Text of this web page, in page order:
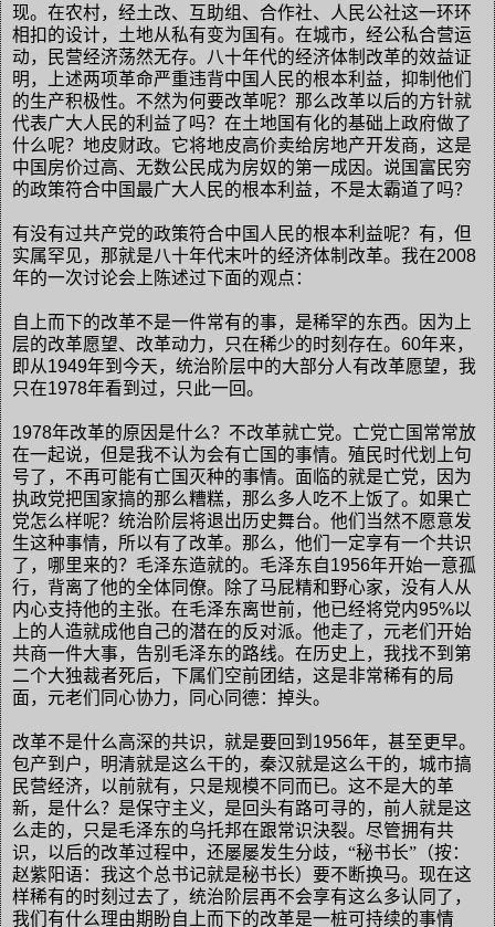
现。在农村，经土改、互助组、合作社、人民公社这一环环
相扣的设计，土地从私有变为国有。在城市，经公私合营运
动，民营经济荡然无存。八十年代的经济体制改革的效益证
明，上述两项革命严重违背中国人民的根本利益，抑制他们
的生产积极性。不然为何要改革呢？那么改革以后的方针就
代表广大人民的利益了吗？在土地国有化的基础上政府做了
什么呢？地皮财政。它将地皮高价卖给房地产开发商，这是
中国房价过高、无数公民成为房奴的第一成因。说国富民穷
的政策符合中国最广大人民的根本利益，不是太霸道了吗？
有没有过共产党的政策符合中国人民的根本利益呢？有，但
实属罕见，那就是八十年代末叶的经济体制改革。我在2008
年的一次讨论会上陈述过下面的观点：
自上而下的改革不是一件常有的事，是稀罕的东西。因为上
层的改革愿望、改革动力，只在稀少的时刻存在。 60年来，
即从1949年到今天，统治阶层中的大部分人有改革愿望，我
只在1978年看到过，只此一回。
1978年改革的原因是什么？不改革就亡党。亡党亡国常常放
在一起说，但是我不认为会有亡国的事情。殖民时代划上句
号了，不再可能有亡国灭种的事情。面临的就是亡党，因为
执政党把国家搞的那么糟糕，那么多人吃不上饭了。如果亡
党怎么样呢？统治阶层将退出历史舞台。他们当然不愿意发
生这种事情，所以有了改革。那么，他们一定享有一个共识
了，哪里来的？毛泽东造就的。毛泽东自1956年开始一意孤
行，背离了他的全体同僚。除了马屁精和野心家，没有人从
内心支持他的主张。在毛泽东离世前，他已经将党内95%以
上的人造就成他自己的潜在的反对派。他走了，元老们开始
共商一件大事，告别毛泽东的路线。在历史上，我找不到第
二个大独裁者死后，下属们空前团结，这是非常稀有的局
面，元老们同心协力，同心同德：掉头。
改革不是什么高深的共识，就是要回到 1956年，甚至更早。
包产到户，明清就是这么干的，秦汉就是这么干的，城市搞
民营经济，以前就有，只是规模不同而已。这不是大的革
新，是什么？是保守主义，是回头有路可寻的，前人就是这
么走的，只是毛泽东的乌托邦在跟常识決裂。尽管拥有共
识，以后的改革过程中，还屡屡发生分歧，“秘书长”（按：
赵紫阳语：我这个总书记就是秘书长）要不断换马。现在这
样稀有的时刻过去了，统治阶层再不会享有这么多认同了，
我们有什么理由期盼自上而下的改革是一桩可持续的事情